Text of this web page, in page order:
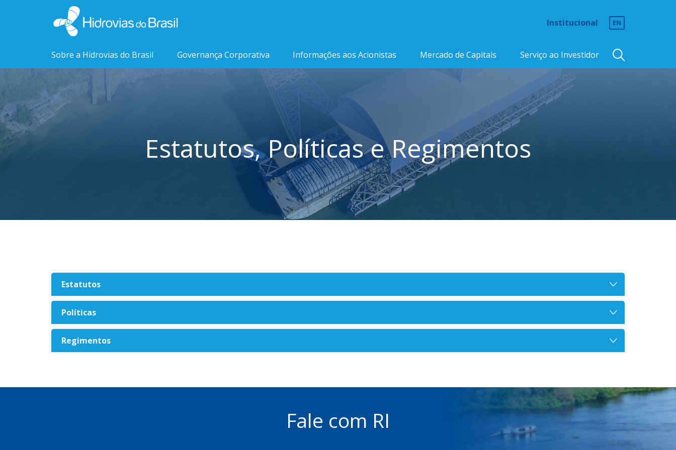
Institucional EN
Sobre a Hidrovias do Brasil Governança Corporativa Informações aos Acionistas Mercado de Capitais Serviço ao Investidor
Estatutos, Políticas e Regimentos
Estatutos
Políticas
Regimentos
Fale com RI